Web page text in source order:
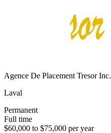
Agence De Placement Tresor Inc.
Laval
Permanent
Full time
$60,000 to $75,000 per year